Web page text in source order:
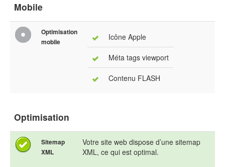
Mobile
Optimisation
mobile
Icône Apple
Méta tags viewport
Contenu FLASH
Optimisation
Sitemap
XML
Votre site web dispose d’une sitemap
XML, ce qui est optimal.